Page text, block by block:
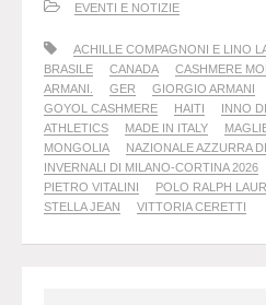
EVENTI E NOTIZIE
ACHILLE COMPAGNONI E LINO
BRASILE
CANADA CASHMERE
ARMANI.
GER GIORGIO ARMANI
GOYOL CASHMERE
HAITI INNO
ATHLETICS
MADE IN ITALY
MONGOLIA
NAZIONALE AZZURRA
INVERNALI DI MILANO-CORTINA 2026
PIETRO VITALINI
POLO RALPH
STELLA JEAN
VITTORIA CERETTI